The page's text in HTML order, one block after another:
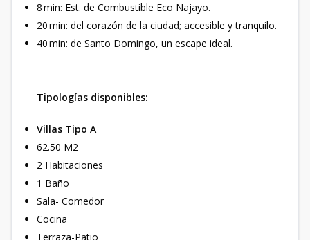
8 min: Est. de Combustible Eco Najayo.
20 min: del corazón de la ciudad; accesible y tranquilo.
40 min: de Santo Domingo, un escape ideal.
Tipologías disponibles:
Villas Tipo A
62.50 M2
2 Habitaciones
1 Baño
Sala- Comedor
Cocina
Terraza-Patio